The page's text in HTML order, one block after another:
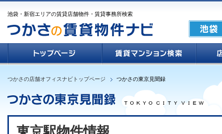
池袋・新宿エリアの賃貸店舗物件・賃貸事務所検索
つかさの店舗オフィスナビトップページ つかさの東京見聞録